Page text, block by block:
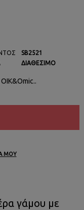
SB2521
ΔΙΑΘΈΣΙΜΟ
ΜΟΥ
γάμου με